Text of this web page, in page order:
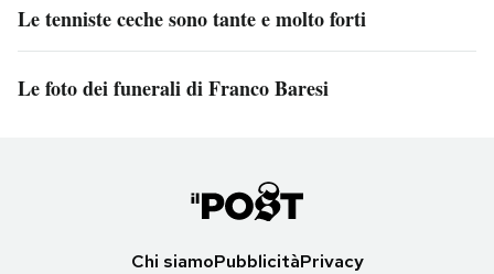
Le tenniste ceche sono tante e molto forti
Le foto dei funerali di Franco Baresi
Chi siamoPubblicitàPrivacy